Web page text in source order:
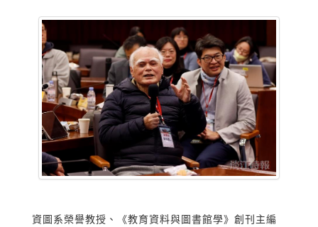
資圖系榮譽教授、《教育資料與圖書館學》創刊主編